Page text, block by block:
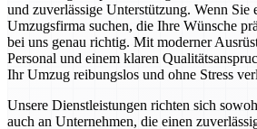
und zuverlässige Unterstützung. Wenn Sie
Umzugsfirma suchen, die Ihre Wünsche
bei uns genau richtig. Mit moderner
Personal und einem klaren
Ihr Umzug reibungslos und ohne Stress
Unsere Dienstleistungen richten sich
auch an Unternehmen, die einen